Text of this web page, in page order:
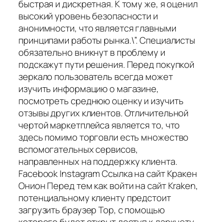
быстрая и дискретная. К тому же, я оценил
высокий уровень безопасности и
анонимности, что является главными
принципами работы рынка.\”. Специалисты
обязательно вникнут в проблему и
подскажут пути решения. Перед покупкой
зеркало пользователь всегда может
изучить информацию о магазине,
посмотреть среднюю оценку и изучить
отзывы других клиентов. Отличительной
чертой маркетплейса является то, что
здесь помимо торговли есть множество
вспомогательных сервисов,
направленных на поддержку клиента.
Facebook Instagram Ссылка на сайт Кракен
Онион Перед тем как войти на сайт Kraken,
потенциальному клиенту предстоит
загрузить браузер Тор, с помощью